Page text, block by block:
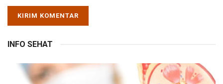
INFO SEHAT